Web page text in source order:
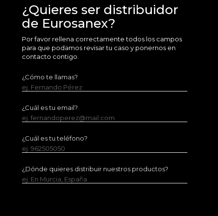
¿Quieres ser distribuidor
de Eurosanex?
Por favor rellena correctamente todos los campos
para que podamos revisar tu caso y ponernos en
contacto contigo.
¿Cómo te llamas?
ej. Fernando Pérez
¿Cuál es tu email?
ej. fernandoperez@mail.com
¿Cuál es tu teléfono?
ej. 962505050
¿Dónde quieres distribuir nuestros productos?
ej. En Murcia, España